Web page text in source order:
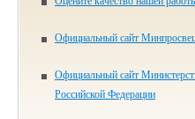
Официальный сайт
Официальный сайт
Российской Федерации